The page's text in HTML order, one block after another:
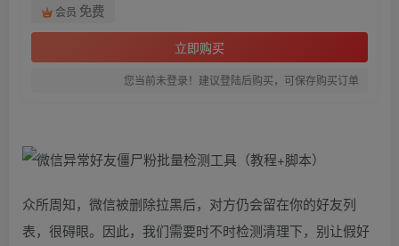
会员 免费
立即购买
您当前未登录！建议登陆后购买，可保存购买订单
众所周知，微信被删除拉黑后，对方仍会留在你的好友列
表，很碍眼。因此，我们需要时不时检测清理下，别让假好